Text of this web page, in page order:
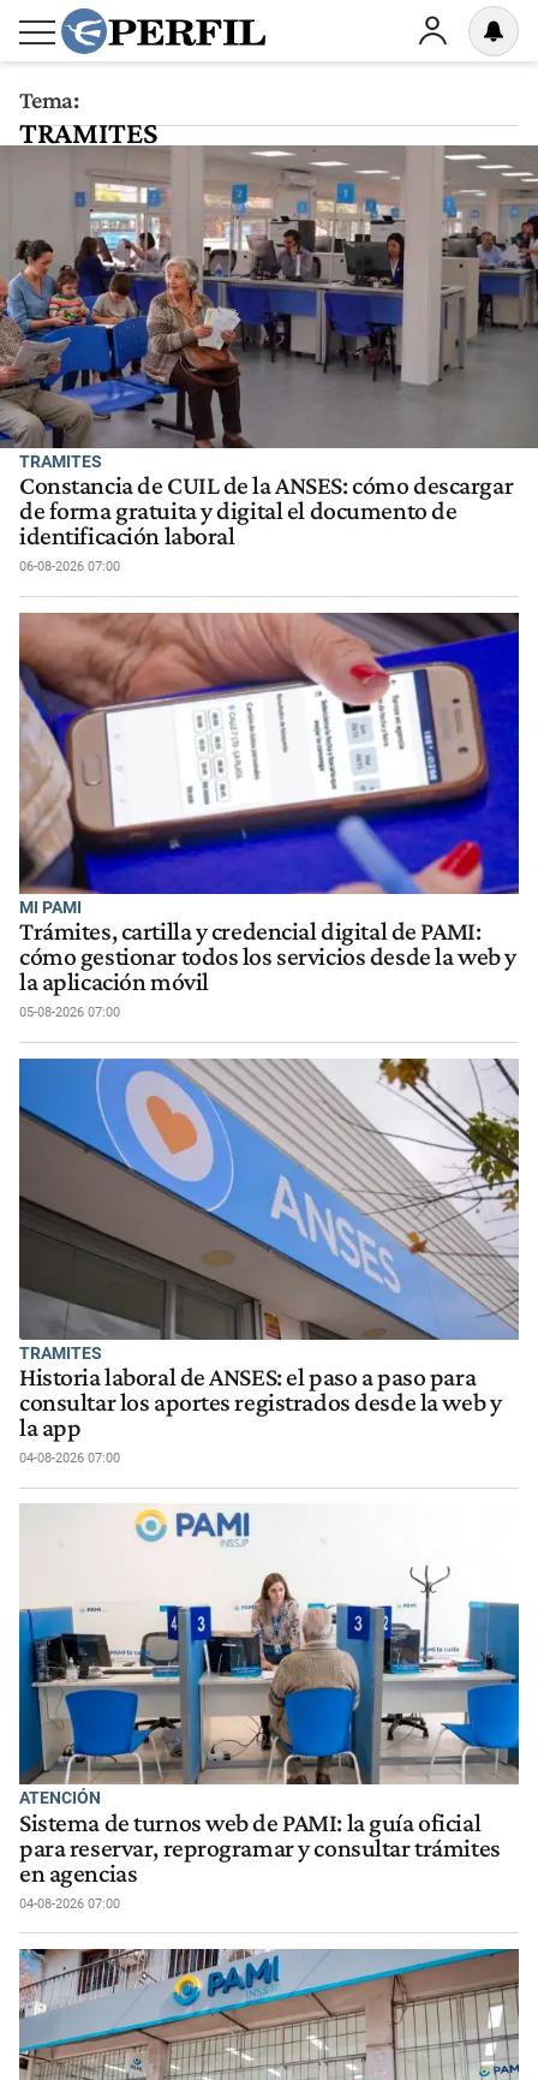
Tema:
TRAMITES
TRAMITES
Constancia de CUIL de la ANSES: cómo descargar
de forma gratuita y digital el documento de
identificación laboral
06-08-2026 07:00
MI PAMI
Trámites, cartilla y credencial digital de PAMI:
cómo gestionar todos los servicios desde la web y
la aplicación móvil
05-08-2026 07:00
TRAMITES
Historia laboral de ANSES: el paso a paso para
consultar los aportes registrados desde la web y
la app
04-08-2026 07:00
ATENCIÓN
Sistema de turnos web de PAMI: la guía oficial
para reservar, reprogramar y consultar trámites
en agencias
04-08-2026 07:00